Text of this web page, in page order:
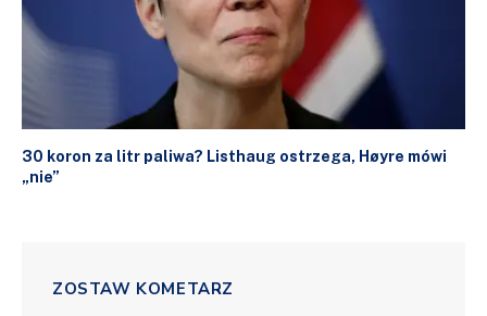
30 koron za litr paliwa? Listhaug ostrzega, Høyre mówi
„nie”
ZOSTAW KOMETARZ